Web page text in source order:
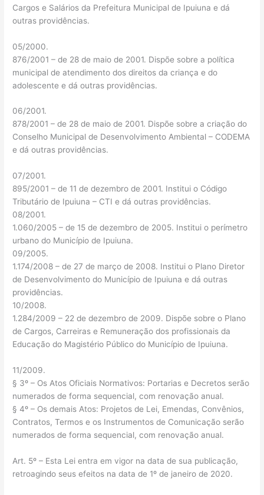
Cargos e Salários da Prefeitura Municipal de Ipuiuna e dá
outras providências.
05/2000.
876/2001 – de 28 de maio de 2001. Dispõe sobre a política
municipal de atendimento dos direitos da criança e do
adolescente e dá outras providências.
06/2001.
878/2001 – de 28 de maio de 2001. Dispõe sobre a criação do
Conselho Municipal de Desenvolvimento Ambiental – CODEMA
e dá outras providências.
07/2001.
895/2001 – de 11 de dezembro de 2001. Institui o Código
Tributário de Ipuiuna – CTI e dá outras providências.
08/2001.
1.060/2005 – de 15 de dezembro de 2005. Institui o perímetro
urbano do Município de Ipuiuna.
09/2005.
1.174/2008 – de 27 de março de 2008. Institui o Plano Diretor
de Desenvolvimento do Município de Ipuiuna e dá outras
providências.
10/2008.
1.284/2009 – 22 de dezembro de 2009. Dispõe sobre o Plano
de Cargos, Carreiras e Remuneração dos profissionais da
Educação do Magistério Público do Município de Ipuiuna.
11/2009.
§ 3º – Os Atos Oficiais Normativos: Portarias e Decretos serão
numerados de forma sequencial, com renovação anual.
§ 4º – Os demais Atos: Projetos de Lei, Emendas, Convênios,
Contratos, Termos e os Instrumentos de Comunicação serão
numerados de forma sequencial, com renovação anual.
Art. 5º – Esta Lei entra em vigor na data de sua publicação,
retroagindo seus efeitos na data de 1º de janeiro de 2020.